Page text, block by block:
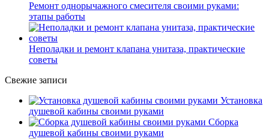
Ремонт однорычажного смесителя своими руками:
этапы работы
Неполадки и ремонт клапана унитаза, практические
советы
Свежие записи
Установка
душевой кабины своими руками
Сборка
душевой кабины своими руками